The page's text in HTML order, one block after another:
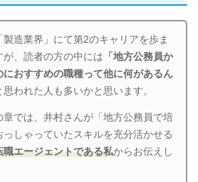
製造業界」にて第2のキャリアを歩ま
が、読者の方の中には 「地方公務員か
におすすめの職種って他に何があるん
思われた人も多いかと思います。
章では、井村さんが「地方公務員で培
っしゃっていたスキルを充分活かせる
職エージェントである私からお伝えし